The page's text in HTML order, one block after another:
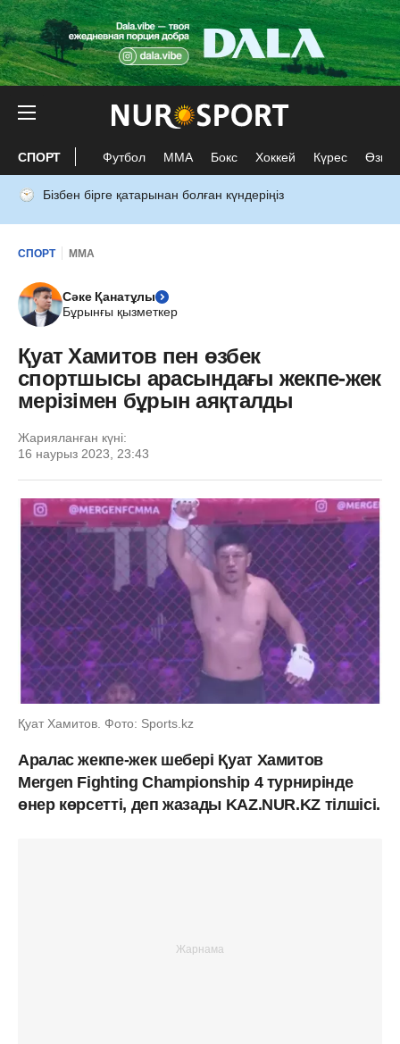
СПОРТ Футбол ММА Бокс Хоккей Күрес Өзге
Бізбен бірге қатарынан болған күндеріңіз
СПОРТ ММА
Сәке Қанатұлы
Бұрынғы қызметкер
Қуат Хамитов пен өзбек
спортшысы арасындағы жекпе-жек
мерізімен бұрын аяқталды
Жарияланған күні:
16 наурыз 2023, 23:43
Қуат Хамитов. Фото: Sports.kz
Аралас жекпе-жек шебері Қуат Хамитов
Mergen Fighting Championship 4 турнирінде
өнер көрсетті, деп жазады KAZ.NUR.KZ тілшісі.